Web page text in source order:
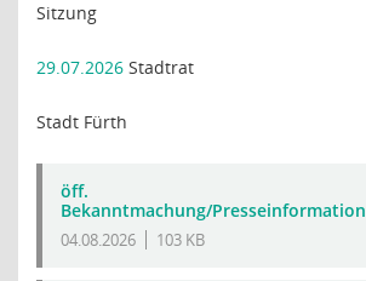
Sitzung
29.07.2026 Stadtrat
Stadt Fürth
öff.
Bekanntmachung/Presseinformation
04.08.2026 103 KB